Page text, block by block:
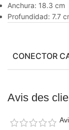
Anchura: 18.3 cm
Profundidad: 7.7
CONECTOR
Avis des